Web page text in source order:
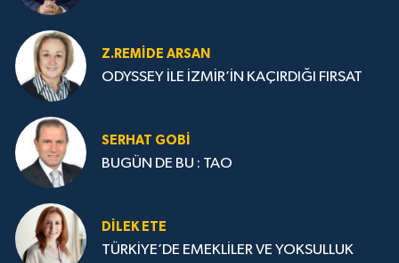
Z.REMIDE ARSAN
ODYSSEY İLE İZMİR’İN KAÇIRDIĞI FIRSAT
SERHAT GOBİ
BUGÜN DE BU : TAO
DILEK ETE
TÜRKİYE’DE EMEKLİLER VE YOKSULLUK